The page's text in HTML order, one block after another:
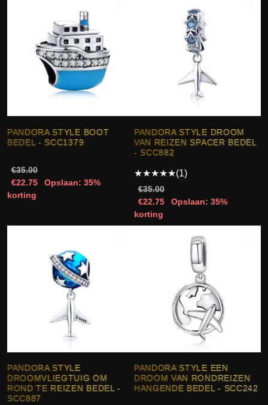
PANDORA STYLE BOOT
BEDEL - SCC1379
€35.00
€22.75
Opslaan: 35%
korting
PANDORA STYLE DROOM
VAN REIZEN SPACER BEDEL
- SCC882
★★★★★(1)
€35.00
€22.75
Opslaan: 35%
korting
PANDORA STYLE
DROOMVLIEGTUIG OM
ROND TE REIZEN BEDEL -
SCC887
PANDORA STYLE EEN
DROOM VAN RONDREIZEN
HANGENDE BEDEL - SCC242